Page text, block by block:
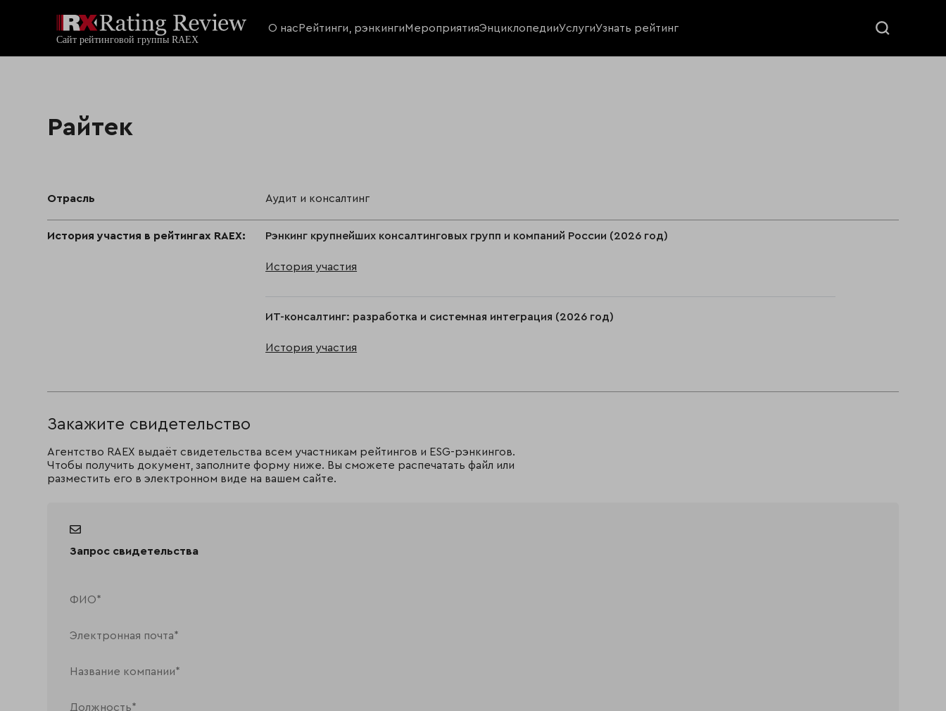
О нас Рейтинги, рэнкингиМероприятияЭнциклопедииУслугиУзнать рейтинг
Райтек
Отрасль Аудит и консалтинг
История участия в рейтингах RAEX: Рэнкинг крупнейших консалтинговых групп и компаний России (2026 год)
История участия
ИТ-консалтинг: разработка и системная интеграция (2026 год)
История участия
Закажите свидетельство
Агентство RAEX выдаёт свидетельства всем участникам рейтингов и ESG-рэнкингов.
Чтобы получить документ, заполните форму ниже. Вы сможете распечатать файл или
разместить его в электронном виде на вашем сайте.
Запрос свидетельства